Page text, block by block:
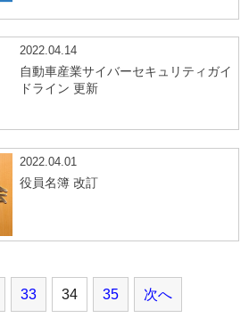
2022.04.14
自動車産業サイバーセキュリティガイ
ドライン 更新
2022.04.01
役員名簿 改訂
33 34 35 次へ